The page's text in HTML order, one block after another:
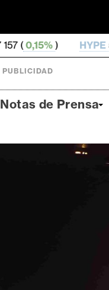
HYPE54,53 ( -2,78%)
PUBLICIDAD
Notas de Prensa